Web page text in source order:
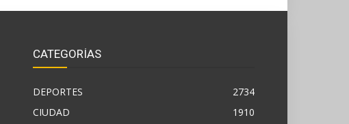
CATEGORÍAS
DEPORTES
2734
CIUDAD
1910